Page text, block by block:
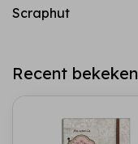
Scraphut
Recent bekeken